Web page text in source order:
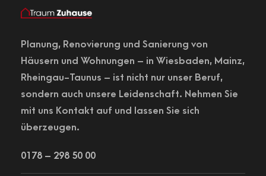
Planung, Renovierung und Sanierung von
Häusern und Wohnungen – in Wiesbaden, Mainz,
Rheingau-Taunus – ist nicht nur unser Beruf,
sondern auch unsere Leidenschaft. Nehmen Sie
mit uns Kontakt auf und lassen Sie sich
überzeugen.
0178 – 298 50 00